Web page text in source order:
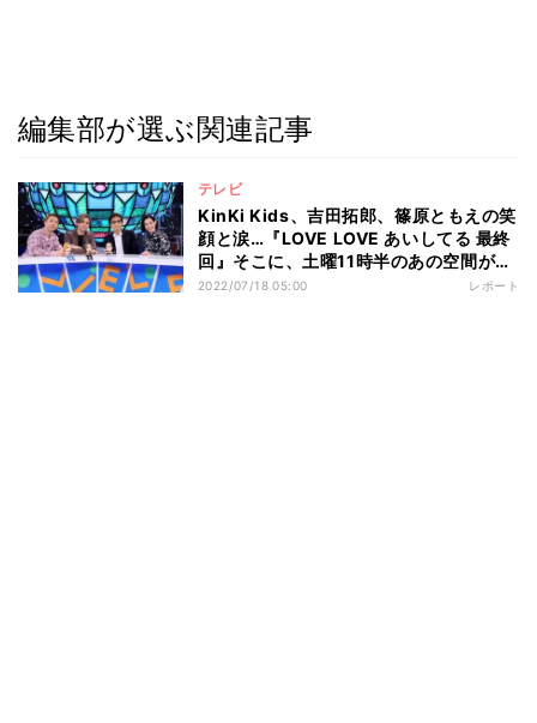
編集部が選ぶ関連記事
テレビ
KinKi Kids、吉田拓郎、篠原ともえの笑
顔と涙…『LOVE LOVE あいしてる 最終
回』そこに、土曜11時半のあの空間があ
った
2022/07/18 05:00 レポート